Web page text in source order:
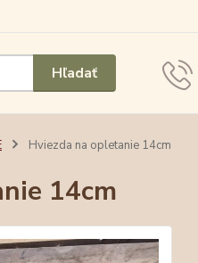
Hľadať
Hviezda na opletanie 14cm
14cm